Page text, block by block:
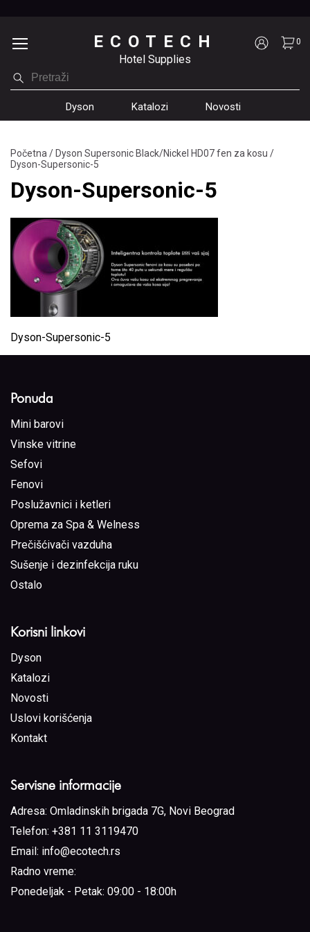
Dyson Katalozi Novosti
ECOTECH
Hotel Supplies
0
Početna /Dyson Supersonic Black/Nickel HD07 fen za kosu /
Dyson-Supersonic-5
Dyson-Supersonic-5
Dyson-Supersonic-5
Ponuda
Mini barovi
Vinske vitrine
Sefovi
Fenovi
Poslužavnici i ketleri
Oprema za Spa & Welness
Prečišćivači vazduha
Sušenje i dezinfekcija ruku
Ostalo
Korisni linkovi
Dyson
Katalozi
Novosti
Uslovi korišćenja
Kontakt
Servisne informacije
Adresa: Omladinskih brigada 7G, Novi Beograd
Telefon: +381 11 3119470
Email: info@ecotech.rs
Radno vreme:
Ponedeljak - Petak: 09:00 - 18:00h